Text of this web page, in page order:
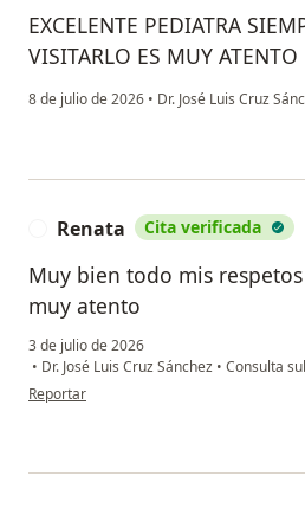
EXCELENTE PEDIATRA
VISITARLO ES MUY ATENTO
8 de julio de 2026 • Dr. José Luis Cruz
Renata Cita verificada
Muy bien todo mis
muy atento
3 de julio de 2026
• Dr. José Luis Cruz Sánchez • Consulta
en opinión del usuario Renata
Reportar